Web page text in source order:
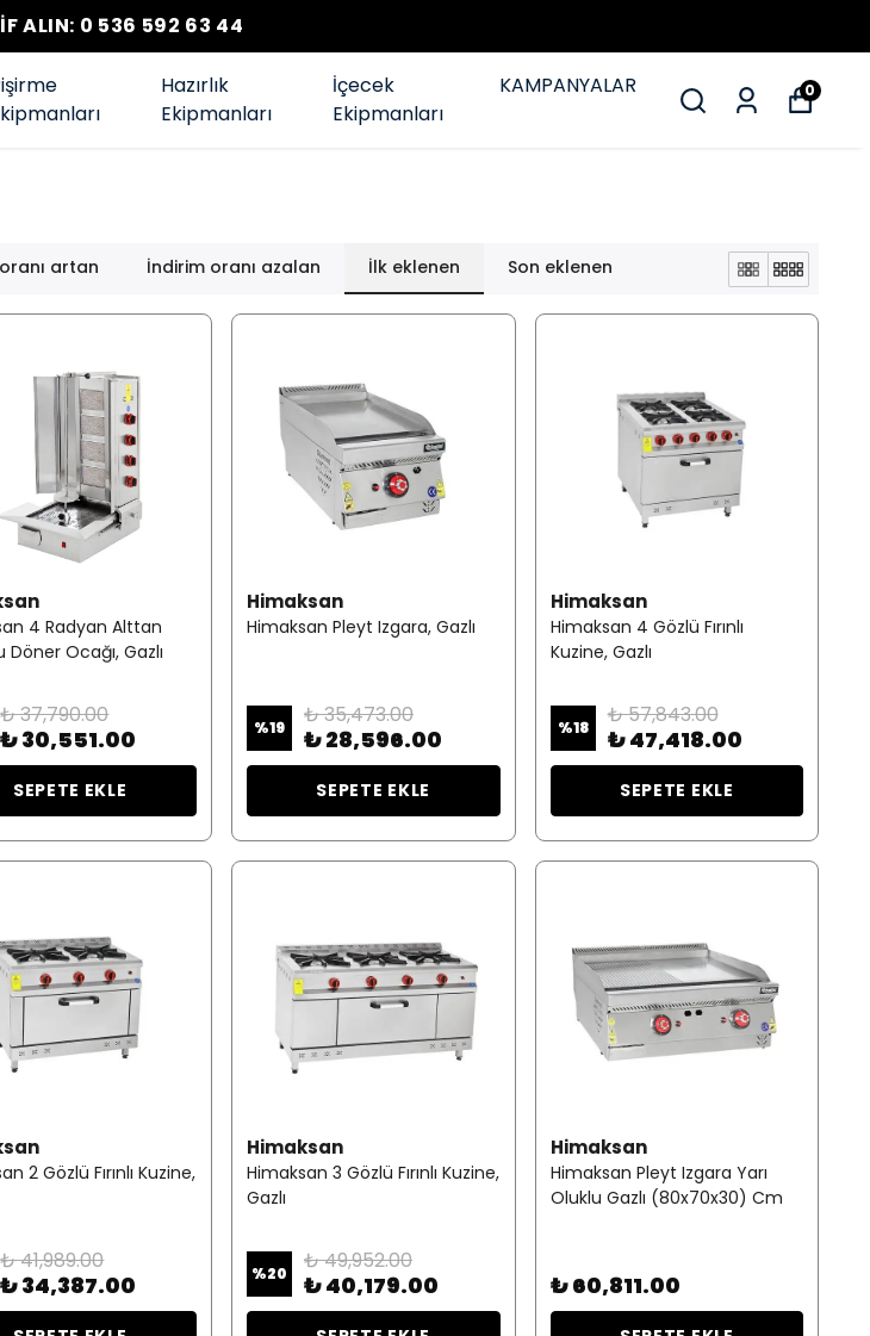
ALIN: 0 536 592 63 44
Hazırlık
Ekipmanları
İçecek
Ekipmanları
KAMPANYALAR 0
artan İndirim oranı azalan İlk eklenen Son eklenen
4 Radyan Alttan
Döner Ocağı, Gazlı
₺ 37,790.00
₺ 30,551.00
SEPETE EKLE
Himaksan
Himaksan Pleyt Izgara, Gazlı
%19 ₺ 35,473.00
₺ 28,596.00
SEPETE EKLE
Himaksan
Himaksan 4 Gözlü Fırınlı
Kuzine, Gazlı
%18 ₺ 57,843.00
₺ 47,418.00
SEPETE EKLE
2 Gözlü Fırınlı Kuzine,
₺ 41,989.00
₺ 34,387.00
Himaksan
Himaksan 3 Gözlü Fırınlı Kuzine,
Gazlı
%20 ₺ 49,952.00
₺ 40,179.00
Himaksan
Himaksan Pleyt Izgara Yarı
Oluklu Gazlı (80x70x30) Cm
₺ 60,811.00